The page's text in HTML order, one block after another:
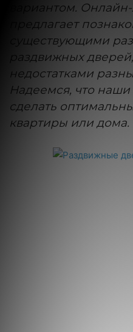
вариантом.
предлагает
существующими
раздвижных
недостатками
Надеемся, что наши
сделать
квартиры или дома.